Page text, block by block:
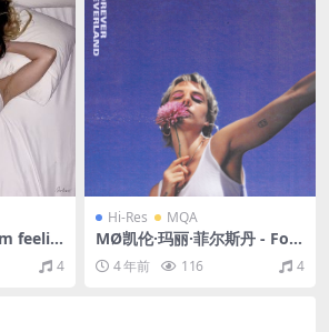
feelin
分轨/434
Hi-Res MQA
MØ凯伦·玛丽·菲尔斯丹 - Fore
ver Neverland（2018/FLA
C/分轨/530M）(MQA/24bit/
4 年前 116 4